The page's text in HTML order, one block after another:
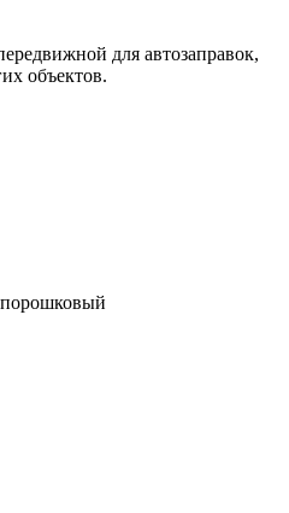
для автозаправок,
объектов.